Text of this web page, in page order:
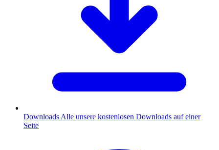
Downloads Alle unsere kostenlosen Downloads auf einer
Seite